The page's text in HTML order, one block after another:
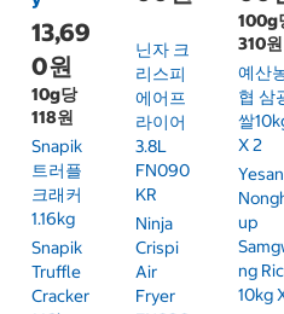
13,69
0원
10g당
118원
Snapik
트러플
크래커
1.16kg
Snapik
Truffle
Cracker
닌자 크
리스피
에어프
라이어
3.8L
FN090
KR
Ninja
Crispi
Air
Fryer
100g
310원
예산
협 삼
쌀
X 2
Yesan
Up
Ng
10kg